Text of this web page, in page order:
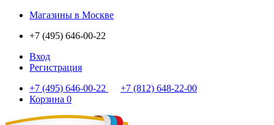
Магазины в Москве
+7 (495) 646-00-22
Вход
Регистрация
+7 (495) 646-00-22
+7 (812) 648-22-00
Корзина 0